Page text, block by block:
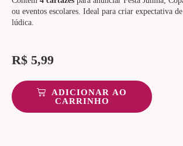
ou eventos escolares. Ideal para criar expectativa
lúdica.
R$ 5,99
ADICIONAR AO
CARRINHO